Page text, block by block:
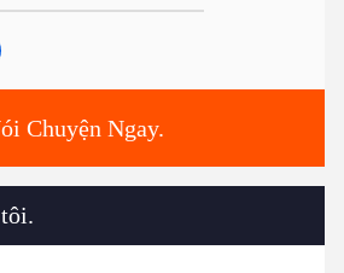
Chuyện Ngay.